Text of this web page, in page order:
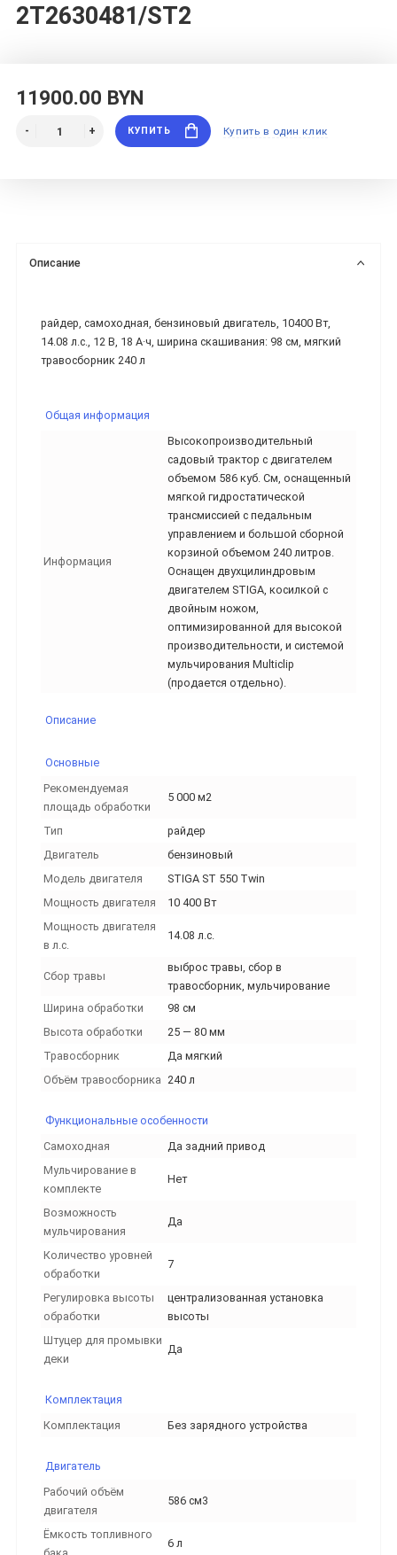
2T2630481/ST2
11900.00 BYN
КУПИТЬ Купить в один клик
Описание
райдер, самоходная, бензиновый двигатель, 10400 Вт,
14.08 л.с., 12 В, 18 А·ч, ширина скашивания: 98 см, мягкий
травосборник 240 л
Общая информация
Информация
Высокопроизводительный
садовый трактор с двигателем
объемом 586 куб. См, оснащенный
мягкой гидростатической
трансмиссией с педальным
управлением и большой сборной
корзиной объемом 240 литров.
Оснащен двухцилиндровым
двигателем STIGA, косилкой с
двойным ножом,
оптимизированной для высокой
производительности, и системой
мульчирования Multiclip
(продается отдельно).
Описание
Основные
Рекомендуемая
площадь обработки
5 000 м2
Тип
райдер
Двигатель
бензиновый
Модель двигателя
STIGA ST 550 Twin
Мощность двигателя
10 400 Вт
Мощность двигателя
в л.с.
14.08 л.с.
Сбор травы
выброс травы, сбор в
травосборник, мульчирование
Ширина обработки
98 см
Высота обработки
25 — 80 мм
Травосборник
Да мягкий
Объём травосборника 240 л
Функциональные особенности
Самоходная
Да задний привод
Мульчирование в
комплекте
Нет
Возможность
мульчирования
Да
Количество уровней
обработки
7
Регулировка высоты
обработки
централизованная установка
выcоты
Штуцер для промывки
деки
Да
Комплектация
Комплектация
Без зарядного устройства
Двигатель
Рабочий объём
двигателя
586 см3
Ёмкость топливного
6 л